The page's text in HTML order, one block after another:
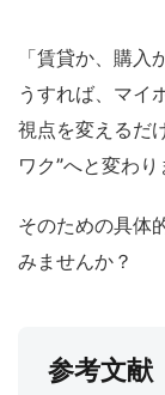
「賃貸か、購
うすれば、マイ
視点を変えるだ
ワク”へと変わり
そのための具体
みませんか？
参考文献